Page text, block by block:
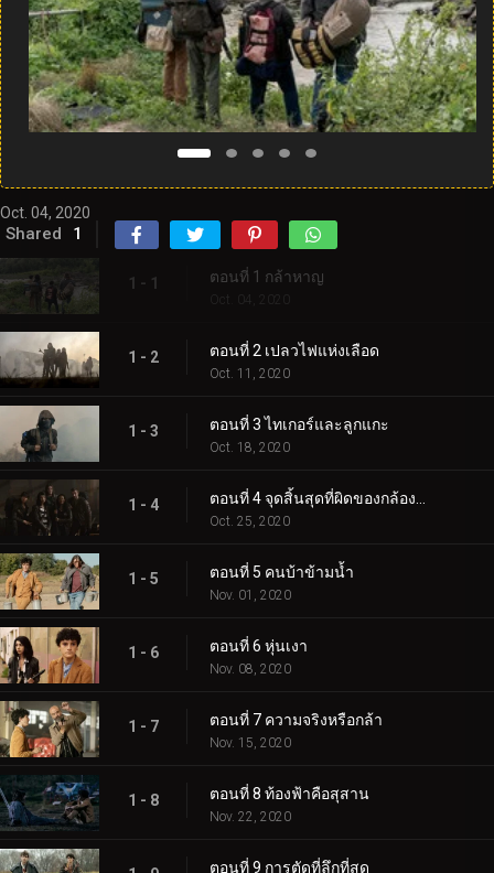
Oct. 04, 2020
Shared 1
1 - 1 ตอนที่ 1 กล้าหาญ
1 - 2 ตอนที่ 2 เปลวไฟแห่งเลือด
Oct. 11, 2020
1 - 3 ตอนที่ 3 ไทเกอร์และลูกแกะ
Oct. 18, 2020
1 - 4
Oct. 25, 2020
1 - 5 ตอนที่ 5 คนบ้าข้ามน้ำ
Nov. 01, 2020
1 - 6 ตอนที่ 6 หุ่นเงา
Nov. 08, 2020
1 - 7 ตอนที่ 7 ความจริงหรือกล้า
Nov. 15, 2020
1 - 8 ตอนที่ 8 ท้องฟ้าคือสุสาน
Nov. 22, 2020
ตอนที่ 9 การตัดที่ลึกที่สุด